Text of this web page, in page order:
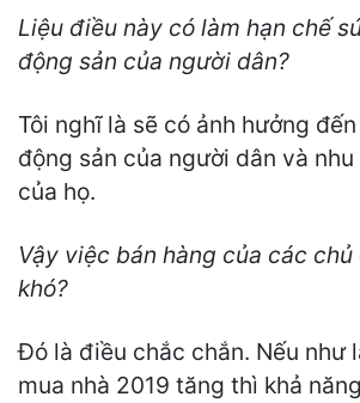
Liệu điều này có làm hạn chế
động sản của người dân?
Tôi nghĩ là sẽ có ảnh hưởng
động sản của người dân và
của họ.
Vậy việc bán hàng của các
khó?
Đó là điều chắc chắn. Nếu như
mua nhà 2019 tăng thì khả